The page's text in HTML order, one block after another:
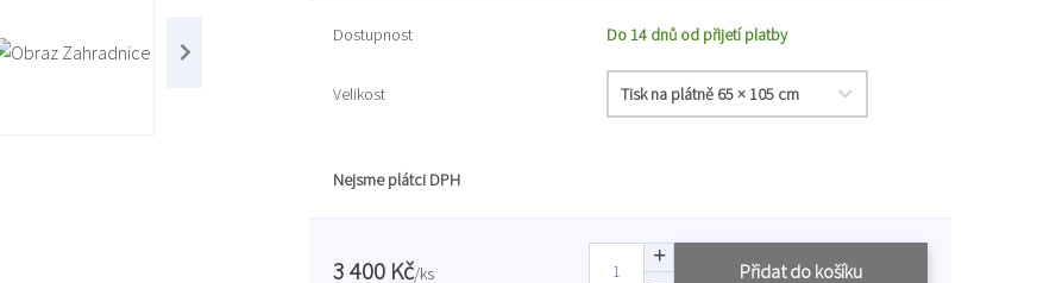
Dostupnost Do 14 dnů od přijetí platby
Velikost
Nejsme plátci DPH
3 400 Kč/ks Přidat do košíku